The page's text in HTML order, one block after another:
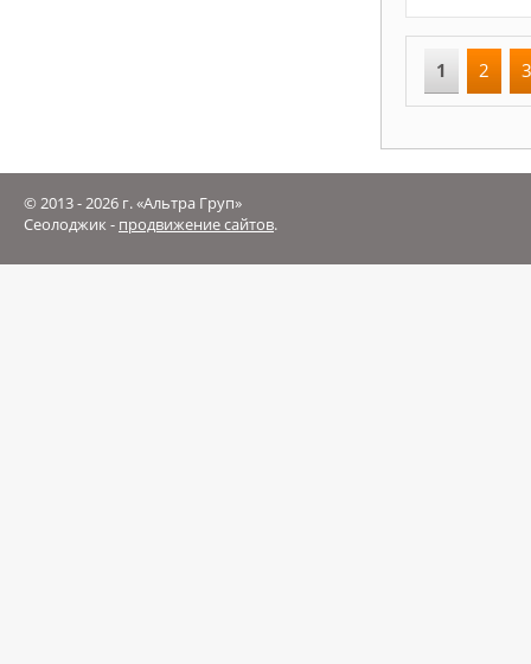
1 2 3
© 2013 - 2026 г. «Альтра Груп»
Сеолоджик - продвижение сайтов.